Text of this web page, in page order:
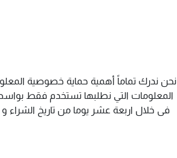
نحن ندرك تماماً أهمية حماية خصوصية
المعلومات التي نطلبها تستخدم فقط
فى خلال اربعة عشر يوما من تاريخ